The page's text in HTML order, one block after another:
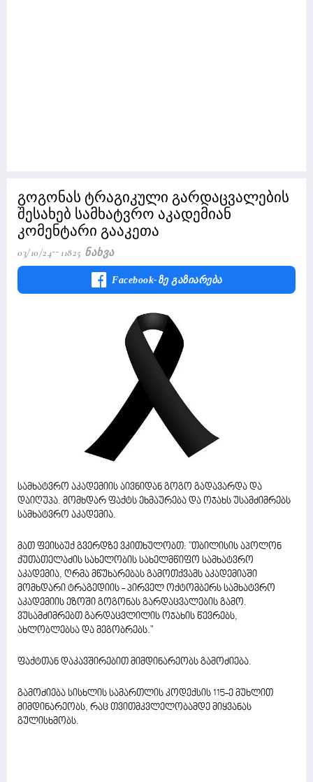
გოგონას ტრაგიკული გარდაცვალების
შესახებ სამხატვრო აკადემიან
კომენტარი გააკეთა
03/10/24 11825 Ნახვა
Facebook-Ზე Გაზიარება
სამხატვრო აკადემიის აივნიდან გოგო გადავარდა და
დაიღუპა. მომხდარ ფაქტს ეხმაურება და ოჯახს უსამძიმრებს
სამხატვრო აკადემია.
მათ ფეისბუქ გვერდზე ვკითხულობთ: "თბილისის აპოლონ
ქუთათელაძის სახელობის სახელმწიფო სამხატვრო
აკადემია, ღრმა მწუხარებას გამოთქვამს აკადემიაში
მომხდარი ტრაგედიის - პირველ ოქტომბერს სამხატვრო
აკადემიის ეზოში გოგონას გარდაცვალების გამო.
ვუსამძიმრებთ გარდაცვლილის ოჯახის წევრებს,
ახლობლებსა და მეგობრებს."
ფაქტთან დაკავშირებით მიმდინარეობს გამოძიება.
გამოძიება სისხლის სამართლის კოდექსის 115-ე მუხლით
მიმდინარეობს, რაც თვითმკვლელობამდე მიყვანას
გულისხმობს.